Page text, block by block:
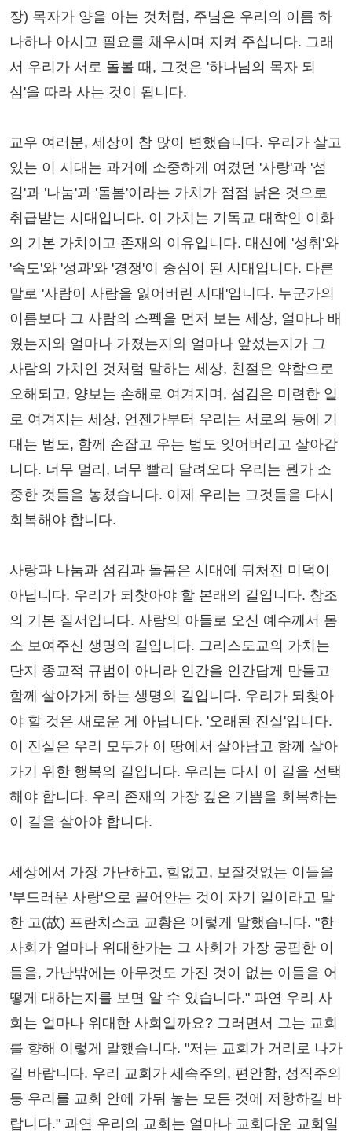
장) 목자가 양을 아는 것처럼, 주님은 우리의 이름 하
나하나 아시고 필요를 채우시며 지켜 주십니다. 그래
서 우리가 서로 돌볼 때, 그것은 '하나님의 목자 되
심'을 따라 사는 것이 됩니다.
교우 여러분, 세상이 참 많이 변했습니다. 우리가 살고
있는 이 시대는 과거에 소중하게 여겼던 '사랑'과 '섬
김'과 '나눔'과 '돌봄'이라는 가치가 점점 낡은 것으로
취급받는 시대입니다. 이 가치는 기독교 대학인 이화
의 기본 가치이고 존재의 이유입니다. 대신에 '성취'와
'속도'와 '성과'와 '경쟁'이 중심이 된 시대입니다. 다른
말로 '사람이 사람을 잃어버린 시대'입니다. 누군가의
이름보다 그 사람의 스펙을 먼저 보는 세상, 얼마나 배
웠는지와 얼마나 가졌는지와 얼마나 앞섰는지가 그
사람의 가치인 것처럼 말하는 세상, 친절은 약함으로
오해되고, 양보는 손해로 여겨지며, 섬김은 미련한 일
로 여겨지는 세상, 언젠가부터 우리는 서로의 등에 기
대는 법도, 함께 손잡고 우는 법도 잊어버리고 살아갑
니다. 너무 멀리, 너무 빨리 달려오다 우리는 뭔가 소
중한 것들을 놓쳤습니다. 이제 우리는 그것들을 다시
회복해야 합니다.
사랑과 나눔과 섬김과 돌봄은 시대에 뒤처진 미덕이
아닙니다. 우리가 되찾아야 할 본래의 길입니다. 창조
의 기본 질서입니다. 사람의 아들로 오신 예수께서 몸
소 보여주신 생명의 길입니다. 그리스도교의 가치는
단지 종교적 규범이 아니라 인간을 인간답게 만들고
함께 살아가게 하는 생명의 길입니다. 우리가 되찾아
야 할 것은 새로운 게 아닙니다. '오래된 진실'입니다.
이 진실은 우리 모두가 이 땅에서 살아남고 함께 살아
가기 위한 행복의 길입니다. 우리는 다시 이 길을 선택
해야 합니다. 우리 존재의 가장 깊은 기쁨을 회복하는
이 길을 살아야 합니다.
세상에서 가장 가난하고, 힘없고, 보잘것없는 이들을
'부드러운 사랑'으로 끌어안는 것이 자기 일이라고 말
한 고(故) 프란치스코 교황은 이렇게 말했습니다. "한
사회가 얼마나 위대한가는 그 사회가 가장 궁핍한 이
들을, 가난밖에는 아무것도 가진 것이 없는 이들을 어
떻게 대하는지를 보면 알 수 있습니다." 과연 우리 사
회는 얼마나 위대한 사회일까요? 그러면서 그는 교회
를 향해 이렇게 말했습니다. "저는 교회가 거리로 나가
길 바랍니다. 우리 교회가 세속주의, 편안함, 성직주의
등 우리를 교회 안에 가둬 놓는 모든 것에 저항하길 바
랍니다." 과연 우리의 교회는 얼마나 교회다운 교회일